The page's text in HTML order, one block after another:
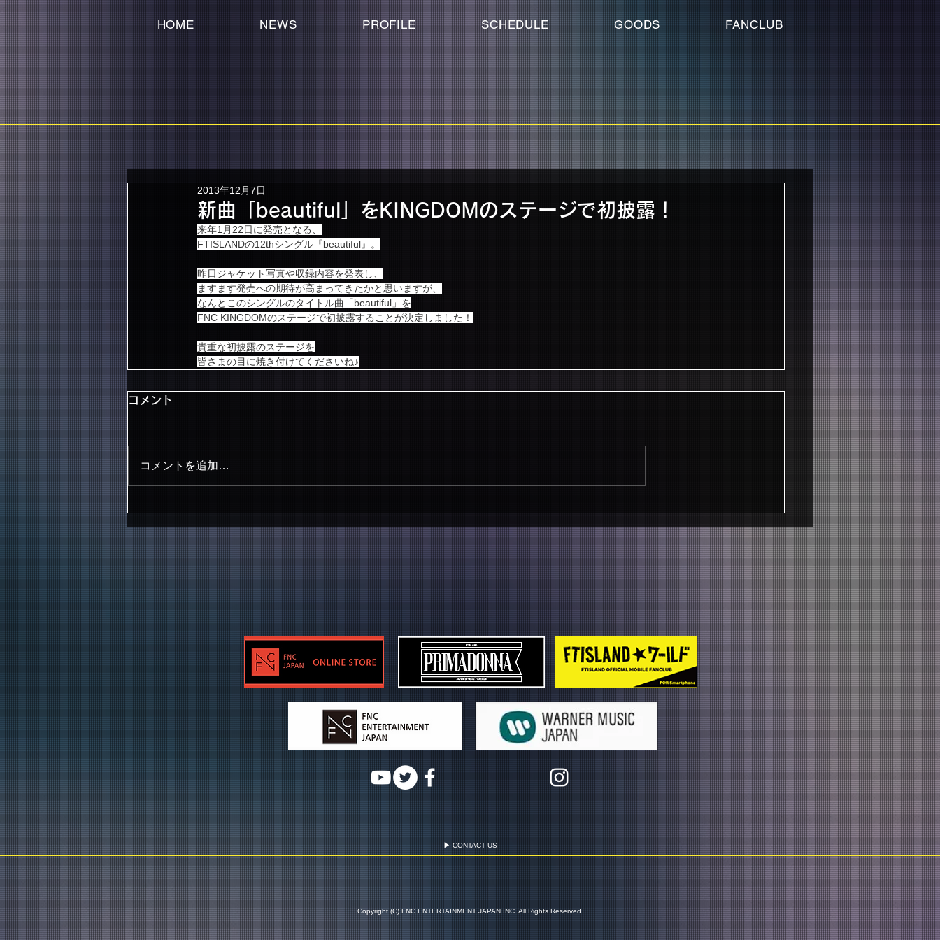
HOME NEWS PROFILE SCHEDULE GOODS FANCLUB
新曲「beautiful」をKINGDOMのステージで初披露！
2013年12月7日
来年1月22日に発売となる、
FTISLANDの12thシングル『beautiful』。
昨日ジャケット写真や収録内容を発表し、
ますます発売への期待が高まってきたかと思いますが、
なんとこのシングルのタイトル曲「beautiful」を
FNC KINGDOMのステージで初披露することが決定しました！
貴重な初披露のステージを
皆さまの目に焼き付けてくださいね♪
コメント
コメントを追加…
▶ CONTACT US
Copyright (C) FNC ENTERTAINMENT JAPAN INC. All Rights Reserved.